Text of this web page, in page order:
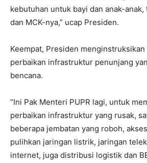
kebutuhan untuk bayi dan anak-
dan MCK-nya,” ucap Presiden.
Keempat, Presiden
perbaikan infrastruktur penunjang
bencana.
“Ini Pak Menteri PUPR lagi, untuk
perbaikan infrastruktur yang rusak,
beberapa jembatan yang roboh,
pulihkan jaringan listrik, jaringan
internet, juga distribusi logistik dan